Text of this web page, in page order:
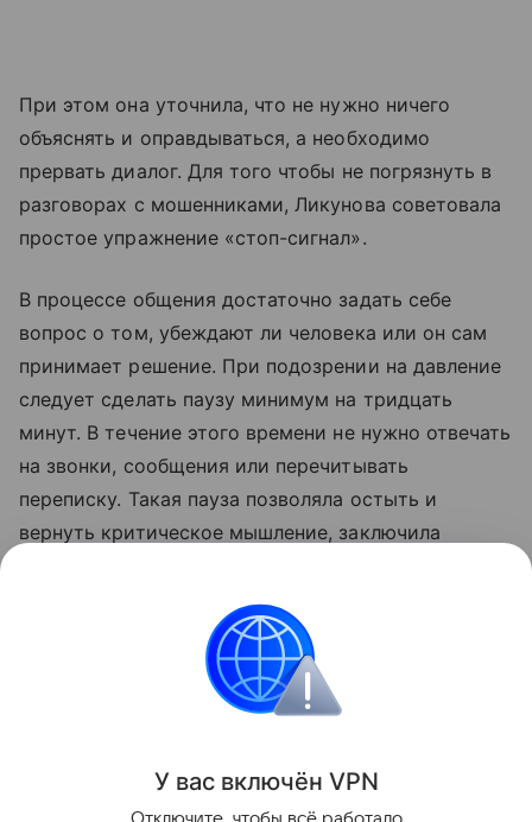
При этом она уточнила, что не нужно ничего
объяснять и оправдываться, а необходимо
прервать диалог. Для того чтобы не погрязнуть в
разговорах с мошенниками, Ликунова советовала
простое упражнение «стоп-сигнал».
В процессе общения достаточно задать себе
вопрос о том, убеждают ли человека или он сам
принимает решение. При подозрении на давление
следует сделать паузу минимум на тридцать
минут. В течение этого времени не нужно отвечать
на звонки, сообщения или перечитывать
переписку. Такая пауза позволяла остыть и
вернуть критическое мышление, заключила
«Данная информация носит исключительно
информационный (ознакомительный) характер и
не является индивидуальной инвестиционной
У вас включён VPN